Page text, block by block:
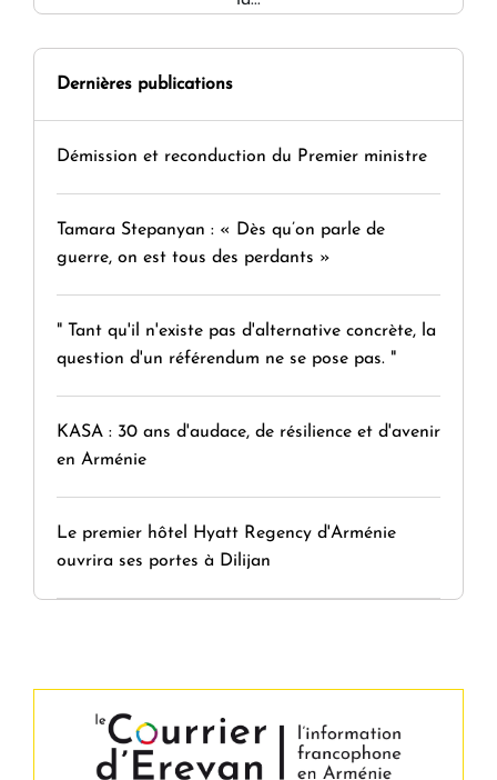
Dernières publications
Démission et reconduction du Premier ministre
Tamara Stepanyan : « Dès qu’on parle de
guerre, on est tous des perdants »
" Tant qu'il n'existe pas d'alternative concrète, la
question d'un référendum ne se pose pas. "
KASA : 30 ans d'audace, de résilience et d'avenir
en Arménie
Le premier hôtel Hyatt Regency d'Arménie
ouvrira ses portes à Dilijan